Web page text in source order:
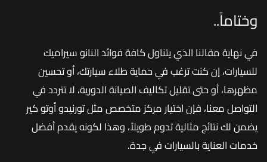
وختاماً..
في نهاية مقالنا الذي يتناول كافة فوائد النانو سيراميك
للسيارات، إن كنت ترغب في حماية طلاء سيارتك، أو تحسين
مظهرها، أو حتى تقليل تكاليف الصيانة الدورية، لا تتردد في
التواصل معنا، فإن اختيار مركز متخصص مثل تورنيدو أوتو كير
يضمن لك نتائج مثالية تدوم طويلاً، وهذا لكونه يقدم أفضل
خدمات العناية بالسيارات في جدة.